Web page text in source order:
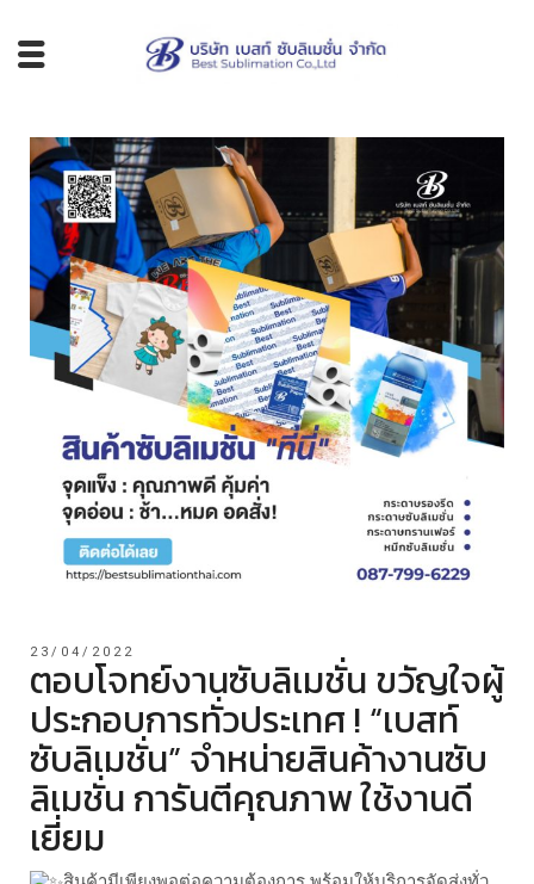
23/04/2022
ตอบโจทย์งานซับลิเมชั่น ขวัญใจผู้
ประกอบการทั่วประเทศ ! “เบสท์
ซับลิเมชั่น” จำหน่ายสินค้างานซับ
ลิเมชั่น การันตีคุณภาพ ใช้งานดี
เยี่ยม